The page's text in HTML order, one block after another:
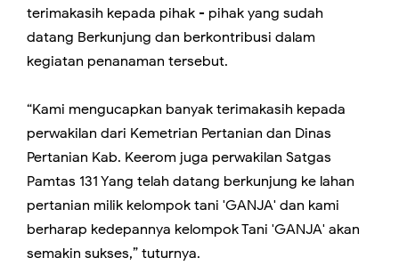
terimakasih kepada pihak - pihak yang sudah
datang Berkunjung dan berkontribusi dalam
kegiatan penanaman tersebut.
“Kami mengucapkan banyak terimakasih kepada
perwakilan dari Kemetrian Pertanian dan Dinas
Pertanian Kab. Keerom juga perwakilan Satgas
Pamtas 131 Yang telah datang berkunjung ke lahan
pertanian milik kelompok tani 'GANJA' dan kami
berharap kedepannya kelompok Tani 'GANJA' akan
semakin sukses,” tuturnya.